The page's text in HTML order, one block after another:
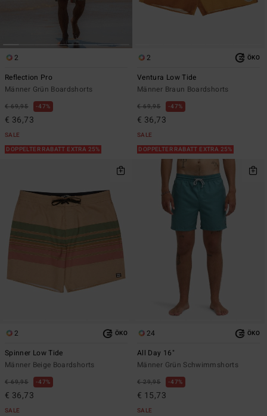
2
Reflection Pro
Männer Grün Boardshorts
€ 69,95 47%
€ 36,73
SALE
DOPPELTER RABATT EXTRA 25%
2 ÖKO
Ventura Low Tide
Männer Braun Boardshorts
€ 69,95 47%
€ 36,73
SALE
DOPPELTER RABATT EXTRA 25%
2 ÖKO
Spinner Low Tide
Männer Beige Boardshorts
€ 69,95 47%
€ 36,73
SALE
24 ÖKO
All Day 16"
Männer Grün Schwimmshorts
€ 29,95 47%
€ 15,73
SALE